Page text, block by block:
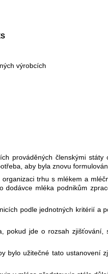
výrobcích
prováděných členskými
aby byla znovu
trhu s mlékem a
mléka podnikům
podle jednotných kritérií a
pokud jde o rozsah
užitečné tato ustanovení